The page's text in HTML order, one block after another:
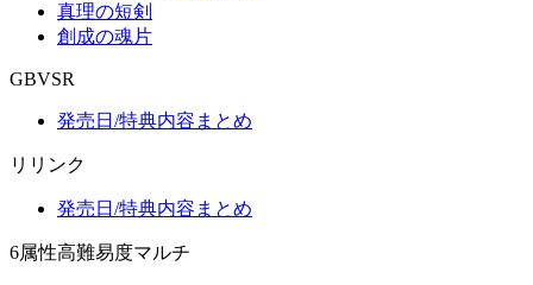
真理の短剣
創成の魂片
GBVSR
発売日/特典内容まとめ
リリンク
発売日/特典内容まとめ
6属性高難易度マルチ